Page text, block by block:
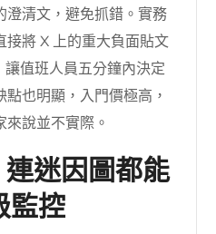
澄清文，避免抓錯。實務
將 X 上的重大負面貼文
值班人員五分鐘內決定
也明顯，入門價極高，
說並不實際。
迷因圖都能
監控